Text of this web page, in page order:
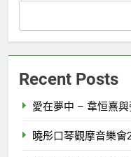
Recent Posts
愛在夢中 – 韋恒熹
曉彤口琴觀摩音樂會